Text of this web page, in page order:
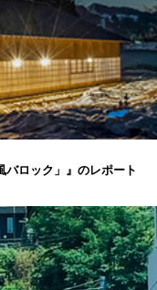
バロック」』のレポート